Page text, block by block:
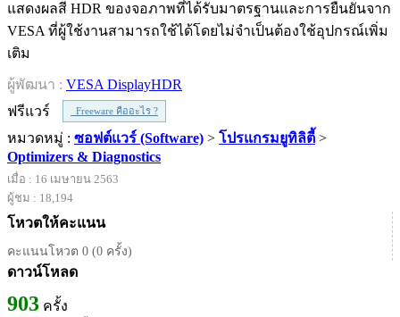
แสดงผลสี HDR ของจอภาพที่ได้รับมาตรฐานและการยืนยันจาก
VESA ที่ผู้ใช้งานสามารถใช้ได้โดยไม่จำเป็นต้องใช้อุปกรณ์เพิ่ม
เติม
ผู้พัฒนา : VESA DisplayHDR
ฟรีแวร์
Freeware คืออะไร ?
หมวดหมู่ : ซอฟต์แวร์ (Software) > โปรแกรมยูทิลิตี้ >
Optimizers & Diagnostics
เมื่อ : 16 เมษายน 2563
ผู้ชม : 18,194
โหวตให้คะแนน
คะแนนโหวต 0 (0 ครั้ง)
ดาวน์โหลด
903 ครั้ง